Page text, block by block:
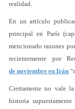
realidad.
En un artículo
principal en París
mencionado razones
recientemente por
de noviembre en Irán
Ciertamente no vale
historia